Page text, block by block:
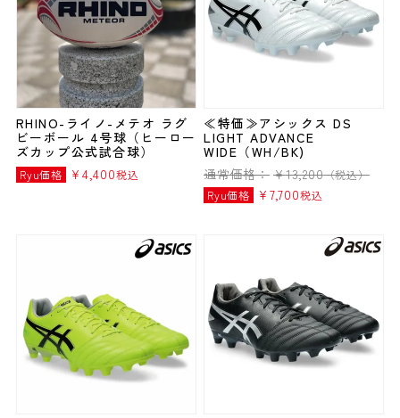
RHINO-ライノ-メテオ ラグ
ビーボール 4号球（ヒーロー
ズカップ公式試合球）
Ryu価格 ¥ 4,400税込
≪特価≫アシックス DS
LIGHT ADVANCE
WIDE（WH/BK)
通常価格： ¥13,200（税込）
Ryu価格
¥ 7,700税込